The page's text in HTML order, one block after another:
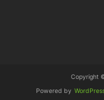
Copyright
Powered by